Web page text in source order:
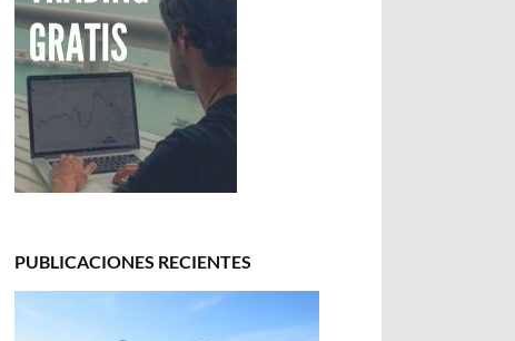
PUBLICACIONES RECIENTES